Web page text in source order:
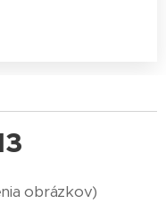
obrázkov)